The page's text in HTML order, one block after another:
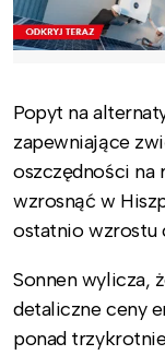
Popyt na
zapewniające
oszczędności na
wzrosnąć w
ostatnio wzrostu
Sonnen wylicza,
detaliczne ceny
ponad